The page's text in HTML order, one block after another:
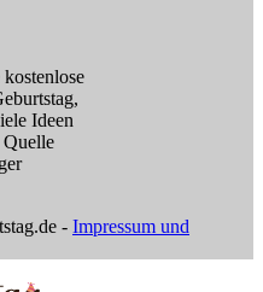
Ideen
Quelle
- Impressum und